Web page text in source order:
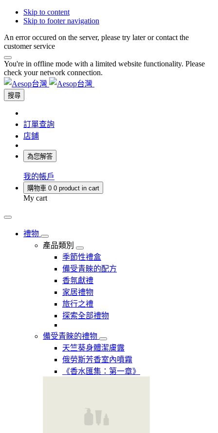
Skip to content
Skip to footer navigation
An error occured on the server, please try later or contact the
customer service
You're in offline mode with a limited website functionality. Please
check your network connection.
搜尋
訂單查詢
店鋪
為您解答
我的帳戶
購物車 0 0 product in cart
My cart
禮物
產品類別
季節性禮盒
備受青睞的配方
香氛獻禮
家居禮物
旅行之禮
探索全部禮物
備受青睞的禮物
天竺葵身體潔膚露
俄勞斯芳香室內噴霧
《香水匯集：第一章》​